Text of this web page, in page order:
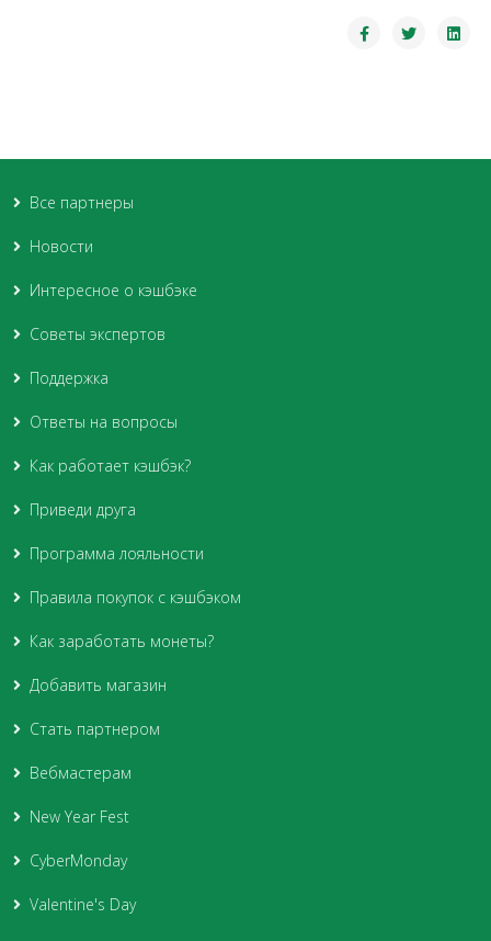
Все партнеры
Новости
Интересное о кэшбэке
Советы экспертов
Поддержка
Ответы на вопросы
Как работает кэшбэк?
Приведи друга
Программа лояльности
Правила покупок с кэшбэком
Как заработать монеты?
Добавить магазин
Стать партнером
Вебмастерам
New Year Fest
CyberMonday
Valentine's Day